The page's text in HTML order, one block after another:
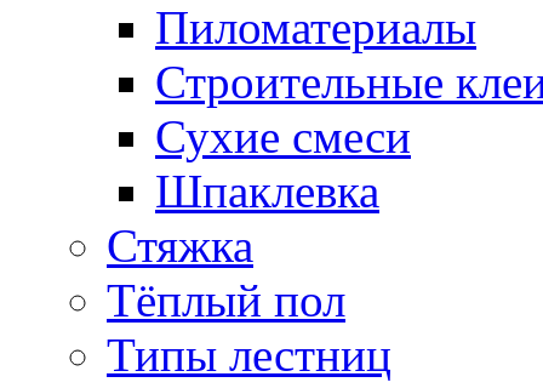
Пиломатериалы
Строительные
Сухие смеси
Шпаклевка
Стяжка
Тёплый пол
Типы лестниц